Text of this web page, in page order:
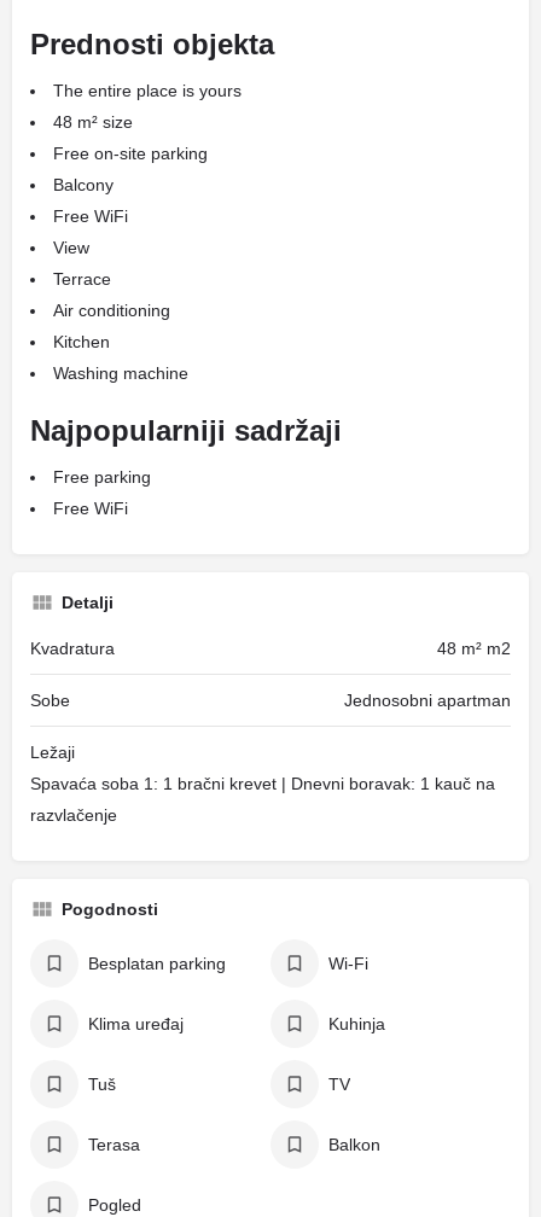
Prednosti objekta
The entire place is yours
48 m² size
Free on-site parking
Balcony
Free WiFi
View
Terrace
Air conditioning
Kitchen
Washing machine
Najpopularniji sadržaji
Free parking
Free WiFi
Detalji
Kvadratura 48 m² m2
Sobe Jednosobni apartman
Ležaji
Spavaća soba 1: 1 bračni krevet | Dnevni boravak: 1 kauč na
razvlačenje
Pogodnosti
Besplatan parking Wi-Fi
Klima uređaj Kuhinja
Tuš TV
Terasa Balkon
Pogled